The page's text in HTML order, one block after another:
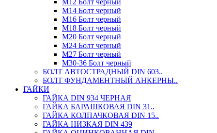
М12 Болт черный
М14 Болт черный
М16 Болт черный
М18 Болт черный
М20 Болт черный
М24 Болт черный
М27 Болт черный
М30-36 Болт черный
БОЛТ АВТОСТРАДНЫЙ DIN 603..
БОЛТ ФУНДАМЕНТНЫЙ АНКЕРНЫ..
ГАЙКИ
ГАЙКА DIN 934 ЧЕРНАЯ
ГАЙКА БАРАШКОВАЯ DIN 31..
ГАЙКА КОЛПАЧКОВАЯ DIN 15..
ГАЙКА НИЗКАЯ DIN 439